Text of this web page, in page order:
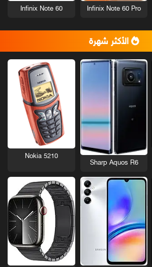
Infinix Note 60 Pro
Infinix Note 60
الأكثر شهرة
Sharp Aquos R6
Nokia 5210